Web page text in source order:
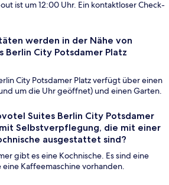
ist um 12:00 Uhr. Ein kontaktloser Check-
werden in der Nähe von
Berlin City Potsdamer Platz
City Potsdamer Platz verfügt über einen
um die Uhr geöffnet) und einen Garten.
Suites Berlin City Potsdamer
Selbstverpflegung, die mit einer
ausgestattet sind?
gibt es eine Kochnische. Es sind eine
Kaffeemaschine vorhanden.